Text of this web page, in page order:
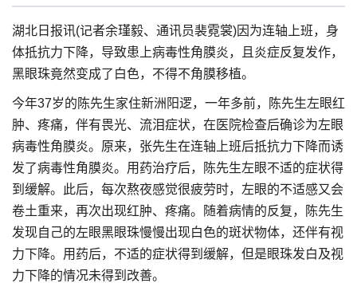
湖北日报讯(记者余瑾毅、通讯员裴霓裳)因为连轴上班，身
体抵抗力下降，导致患上病毒性角膜炎，且炎症反复发作，
黑眼珠竟然变成了白色，不得不角膜移植。
今年37岁的陈先生家住新洲阳逻，一年多前，陈先生左眼红
肿、疼痛，伴有畏光、流泪症状，在医院检查后确诊为左眼
病毒性角膜炎。原来，张先生在连轴上班后抵抗力下降而诱
发了病毒性角膜炎。用药治疗后，陈先生左眼不适的症状得
到缓解。此后，每次熬夜感觉很疲劳时，左眼的不适感又会
卷土重来，再次出现红肿、疼痛。随着病情的反复，陈先生
发现自己的左眼黑眼珠慢慢出现白色的斑状物体，还伴有视
力下降。用药后，不适的症状得到缓解，但是眼珠发白及视
力下降的情况未得到改善。